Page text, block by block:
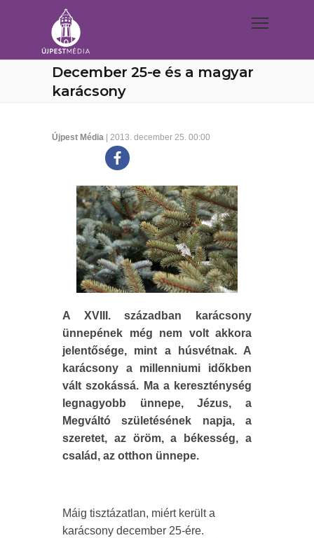
December 25-e és a magyar
karácsony
Újpest Média | 2013. december 25. 00:00
A XVIII. században karácsony
ünnepének még nem volt akkora
jelentősége, mint a húsvétnak. A
karácsony a millenniumi időkben
vált szokássá. Ma a kereszténység
legnagyobb ünnepe, Jézus, a
Megváltó születésének napja, a
szeretet, az öröm, a békesség, a
család, az otthon ünnepe.
Máig tisztázatlan, miért került a
karácsony december 25-ére.